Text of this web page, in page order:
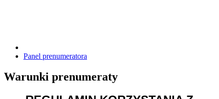
Panel prenumeratora
Warunki prenumeraty